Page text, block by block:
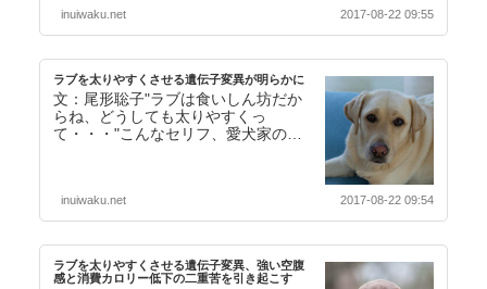
む】
inuiwaku.net 2017-08-22 09:55
ラブを太りやすくさせる遺伝子変異が明らかに
文：尾形聡子"ラブは食いしん坊だか
らね、どうしても太りやすくっ
て・・・"こんなセリフ、愛犬家の方
inuiwaku.net 2017-08-22 09:54
ラブを太りやすくさせる遺伝子変異、強い空腹
感と消費カロリー低下の二重苦を引き起こす